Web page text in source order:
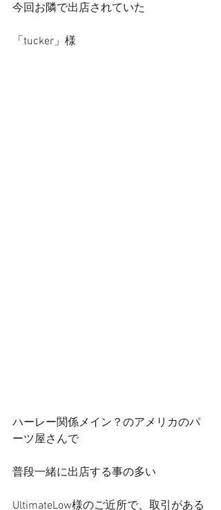
今回お隣で出店されていた
「tucker」様
ハーレー関係メイン？のアメリカのパ
ーツ屋さんで
普段一緒に出店する事の多い
UltimateLow様のご近所で、取引がある